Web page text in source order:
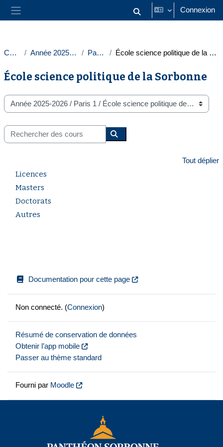
Panneau latéral Activer/désactiver la saisie
Connexion
Cours Année 2025-2026 Paris 1 École science politique de la Sorbonne
École science politique de la Sorbonne
Catégories de cours
Rechercher des cours
Tout déplier
Licences
Masters
Doctorats
Autres
Documentation pour cette page
Non connecté. (Connexion)
Résumé de conservation de données
Obtenir l’app mobile
Passer au thème standard
Fourni par Moodle